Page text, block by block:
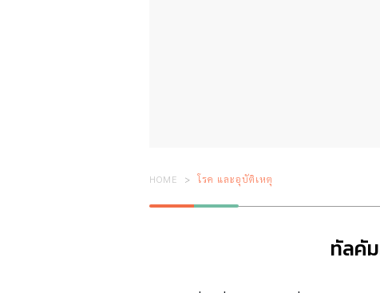
HOME โรค และอุบัติเหตุ
ทัลคั